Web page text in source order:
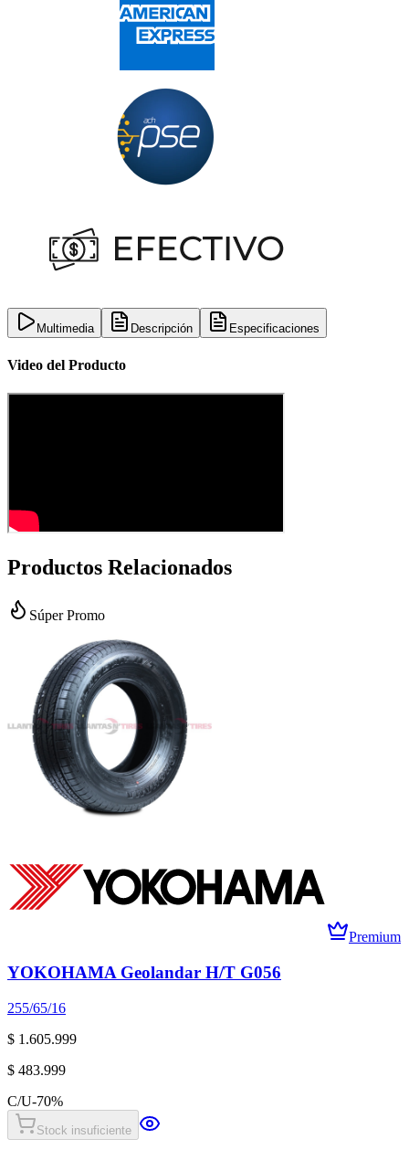
Multimedia Descripción Especificaciones
Video del Producto
Productos Relacionados
Súper Promo
Premium
YOKOHAMA Geolandar H/T G056
255/65/16
$ 1.605.999
$ 483.999
C/U-70%
Stock insuficiente